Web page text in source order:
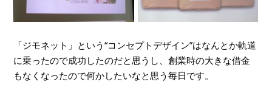
「ジモネット」という“コンセプトデザイン”はなんとか軌道
に乗ったので成功したのだと思うし、創業時の大きな借金
もなくなったので何かしたいなと思う毎日です。